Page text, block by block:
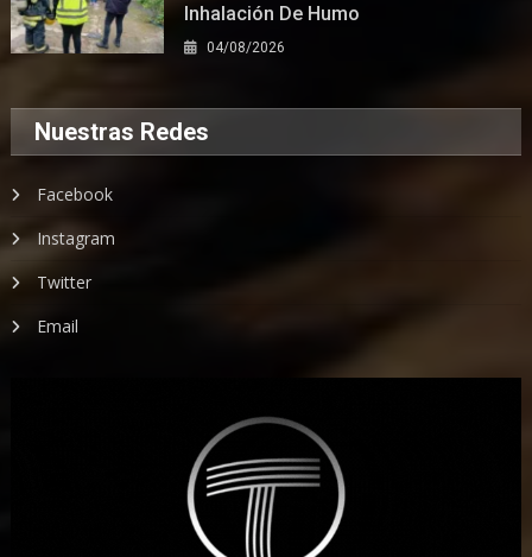
Inhalación De Humo
04/08/2026
Nuestras Redes
Facebook
Instagram
Twitter
Email